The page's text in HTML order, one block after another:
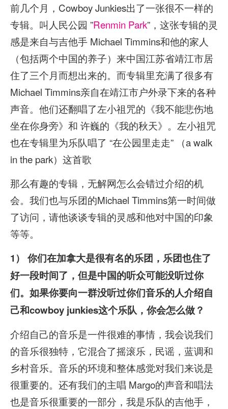
前几个月，Cowboy Junkies出了一张很不一样的
专辑。叫人民公园 ”Renmin Park”，这张专辑的灵
感是来自与吉他手 Michael Timmins和他的家人
（包括两个中国的养子）来中国江苏省靖江市居
住了三个月而想出来的。而专辑里充满了很多有
Michael Timmins亲自在靖江市户外录下来的各种
声音。他们还翻唱了左小祖咒的《我不能悲伤地
坐在你身旁》和 许巍的《我的秋天》。左小祖咒
也在专辑里为乐队唱了 “在公园里走走” （a walk
in the park）这首歌
那么有趣的专辑，无解网怎么会错过介绍的机
会。我们也与乐团的Michael Timmins第一时间做
了访问，请他谈谈专辑的灵感和他对中国的印象
等等。
1） 你们在加拿大是很有名的乐团，乐团也住了
好一段时间了，但是中国的听众可能没听过你
们。如果你要向一群没听过你们音乐的人介绍自
己和cowboy junkies这个乐队，你会怎么做？
介绍自己的音乐是一件很难的事情，我会说我们
的音乐很独特，它混合了摇滚乐，民谣，蓝调和
乡村音乐。音乐的环境和整体感觉对我们来说是
很重要的。还有我们的主唱 Margo的声音和唱法
也是音乐很重要的一部分，我是乐队的吉他手，